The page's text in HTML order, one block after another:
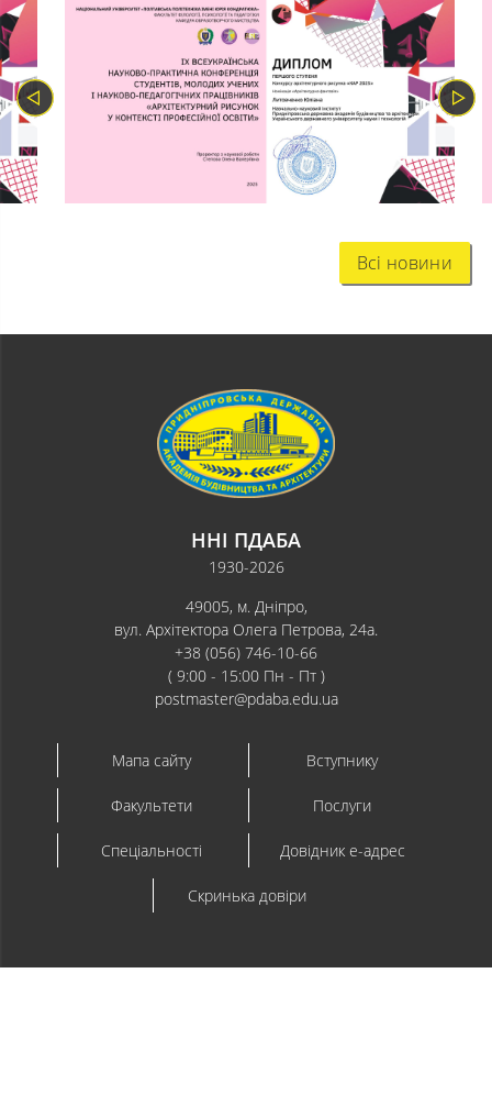
Всі новини
ННІ ПДАБА
1930-2026
49005, м. Дніпро,
вул. Архітектора Олега Петрова, 24а.
+38 (056) 746-10-66
( 9:00 - 15:00 Пн - Пт )
postmaster@pdaba.edu.ua
Мапа сайту Вступнику
Факультети Послуги
Спеціальності Довідник e-адрес
Скринька довіри